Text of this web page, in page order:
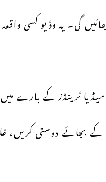
گی۔ یہ وڈیو کسی
ٹرینڈز کے بارے
بجائے دوستی کریں،